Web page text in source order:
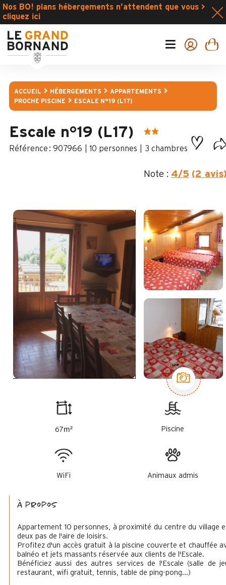
Nos BO! plans hébergements n'attendent que vous >
cliquez ici
ACCUEIL HÉBERGEMENTS
APPARTEMENTS
PROCHE PISCINE
ESCALE N°19 (L17)
Escale n°19 (L17)
: 907966 10 personnes 3 chambres
Note : 4/5 (2
67m² Piscine
WiFi Animaux admis
à propos
Appartement 10 personnes, à proximité du centre du village
deux pas de l'aire de loisirs.
Profitez d'un accès gratuit à la piscine couverte et chauffée
balnéo et jets massants réservée aux clients de l'Escale.
Bénéficiez aussi des autres services de l'Escale (salle de
restaurant, wifi gratuit, tennis, table de ping-pong...)